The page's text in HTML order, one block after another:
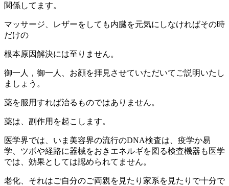
関係してます。
マッサージ、レザーをしても内臓を元気にしなければその時
だけの
根本原因解決には至りません。
御一人，御一人、お顔を拝見させていただいてご説明いたし
ましょう。
薬を服用すれば治るものではありません。
薬は、副作用を起こします。
医学界では、いま美容界の流行のDNA検査は、疫学か易
学、ツボや経路に器械をおきエネルギを図る検査機器も医学
では、効果としては認められてません。
老化、それはご自分のご両親を見たり家系を見たりで十分で